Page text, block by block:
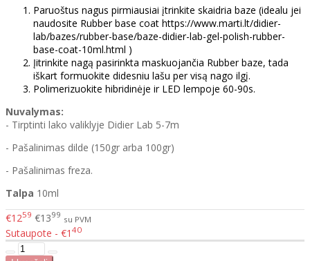
Paruoštus nagus pirmiausiai įtrinkite skaidria baze (idealu jei
naudosite Rubber base coat https://www.marti.lt/didier-
lab/bazes/rubber-base/baze-didier-lab-gel-polish-rubber-
base-coat-10ml.html )
Įitrinkite nagą pasirinkta maskuojančia Rubber baze, tada
iškart formuokite didesniu lašu per visą nago ilgį.
Polimerizuokite hibridinėje ir LED lempoje 60-90s.
Nuvalymas:
- Tirptinti lako valiklyje Didier Lab 5-7m
- Pašalinimas dilde (150gr arba 100gr)
- Pašalinimas freza.
Talpa 10ml
€1259 €1399 su PVM
Sutaupote - €1 40